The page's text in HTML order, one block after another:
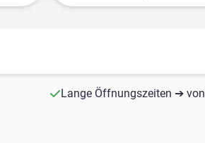
Lange Öffnungszeiten ➔